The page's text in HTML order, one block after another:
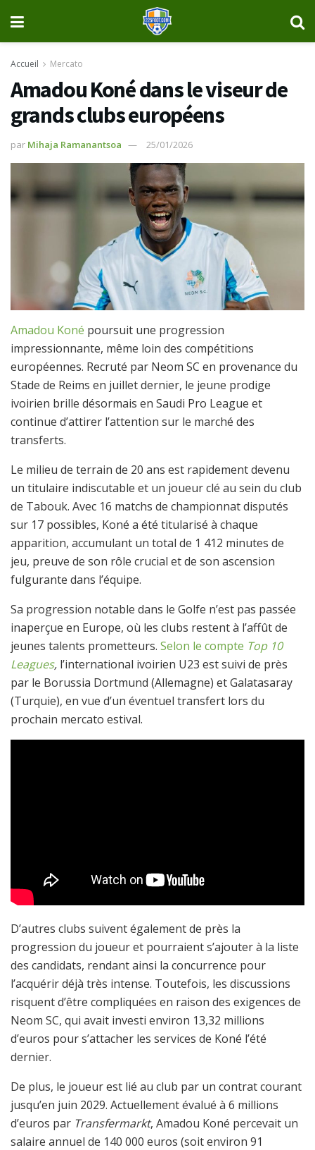
Accueil Mercato
Amadou Koné dans le viseur de
grands clubs européens
par Mihaja Ramanantsoa 25/01/2026
Amadou Koné poursuit une progression
impressionnante, même loin des compétitions
européennes. Recruté par Neom SC en provenance du
Stade de Reims en juillet dernier, le jeune prodige
ivoirien brille désormais en Saudi Pro League et
continue d’attirer l’attention sur le marché des
transferts.
Le milieu de terrain de 20 ans est rapidement devenu
un titulaire indiscutable et un joueur clé au sein du club
de Tabouk. Avec 16 matchs de championnat disputés
sur 17 possibles, Koné a été titularisé à chaque
apparition, accumulant un total de 1 412 minutes de
jeu, preuve de son rôle crucial et de son ascension
fulgurante dans l’équipe.
Sa progression notable dans le Golfe n’est pas passée
inaperçue en Europe, où les clubs restent à l’affût de
jeunes talents prometteurs. Selon le compte Top 10
Leagues, l’international ivoirien U23 est suivi de près
par le Borussia Dortmund (Allemagne) et Galatasaray
(Turquie), en vue d’un éventuel transfert lors du
prochain mercato estival.
D’autres clubs suivent également de près la
progression du joueur et pourraient s’ajouter à la liste
des candidats, rendant ainsi la concurrence pour
l’acquérir déjà très intense. Toutefois, les discussions
risquent d’être compliquées en raison des exigences de
Neom SC, qui avait investi environ 13,32 millions
d’euros pour s’attacher les services de Koné l’été
dernier.
De plus, le joueur est lié au club par un contrat courant
jusqu’en juin 2029. Actuellement évalué à 6 millions
d’euros par Transfermarkt, Amadou Koné percevait un
salaire annuel de 140 000 euros (soit environ 91